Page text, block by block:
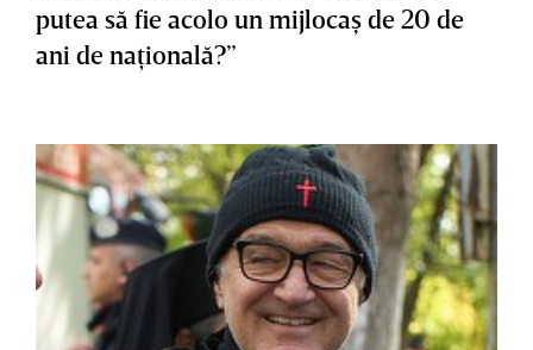
putea să fie acolo un mijlocaş de 20 de
ani de naţională?”